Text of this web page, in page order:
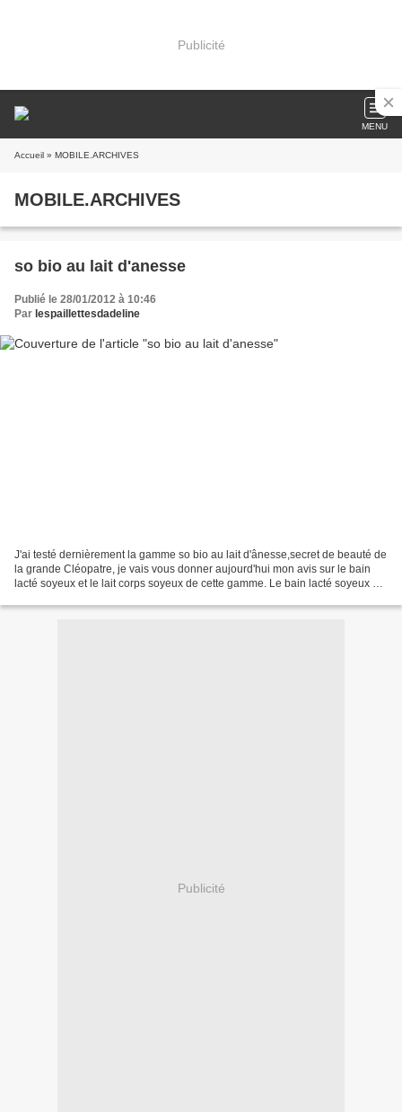
Publicité
MENU
Accueil » MOBILE.ARCHIVES
MOBILE.ARCHIVES
so bio au lait d'anesse
Publié le 28/01/2012 à 10:46
Par lespaillettesdadeline
J'ai testé dernièrement la gamme so bio au lait d'ânesse,secret de beauté de
la grande Cléopatre, je vais vous donner aujourd'hui mon avis sur le bain
lacté soyeux et le lait corps soyeux de cette gamme. Le bain lacté soyeux se
Publicité